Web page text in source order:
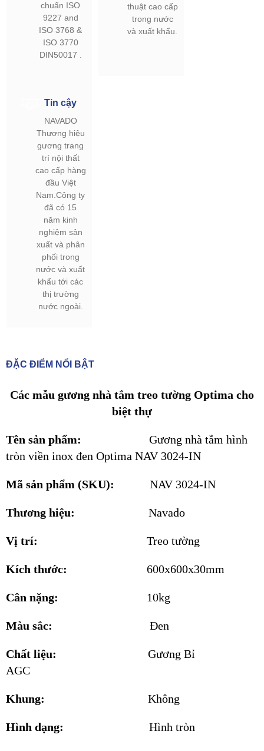
chuẩn ISO
9227 and
ISO 3768 &
ISO 3770
DIN50017 .
thuật cao cấp
trong nước
và xuất khẩu.
Tin cậy
NAVADO
Thương hiệu
gương trang
trí nội thất
cao cấp hàng
đầu Việt
Nam.Công ty
đã có 15
năm kinh
nghiệm sản
xuất và phân
phối trong
nước và xuất
khẩu tới các
thị trường
nước ngoài.
ĐẶC ĐIỂM NỔI BẬT
Các mẫu gương nhà tắm treo tường Optima cho
biệt thự
Tên sản phẩm: Gương nhà tắm hình
tròn viền inox đen Optima NAV 3024-IN
Mã sản phẩm (SKU): NAV 3024-IN
Thương hiệu: Navado
Vị trí: Treo tường
Kích thước: 600x600x30mm
Cân nặng: 10kg
Màu sắc: Đen
Chất liệu: Gương Bỉ
AGC
Khung: Không
Hình dạng: Hình tròn